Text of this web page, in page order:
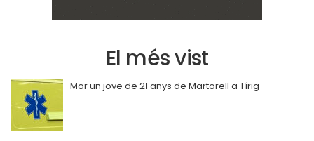
El més vist
Mor un jove de 21 anys de Martorell a Tírig